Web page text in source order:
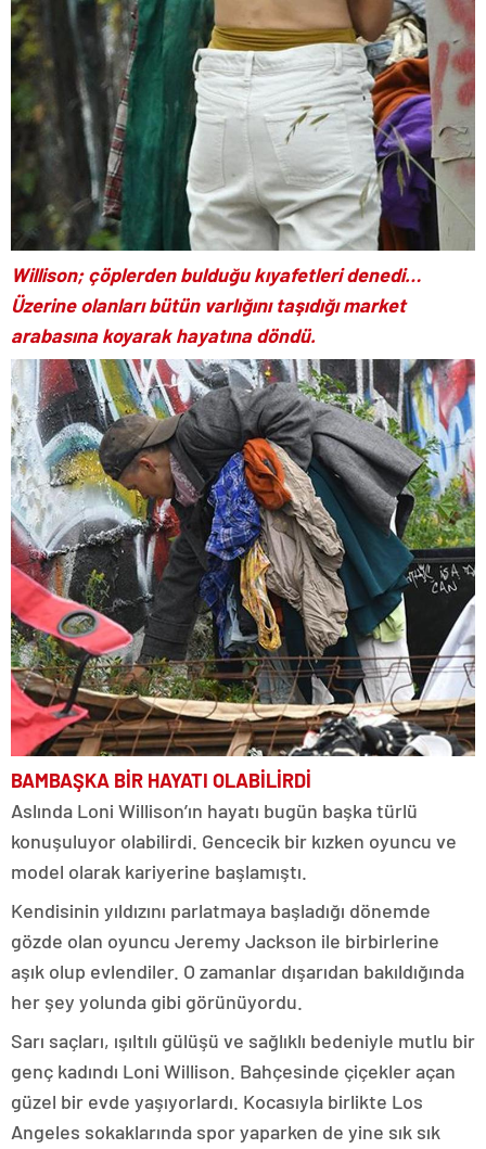
Willison; çöplerden bulduğu kıyafetleri denedi…
Üzerine olanları bütün varlığını taşıdığı market
arabasına koyarak hayatına döndü.
BAMBAŞKA BİR HAYATI OLABİLİRDİ
Aslında Loni Willison’ın hayatı bugün başka türlü
konuşuluyor olabilirdi. Gencecik bir kızken oyuncu ve
model olarak kariyerine başlamıştı.
Kendisinin yıldızını parlatmaya başladığı dönemde
gözde olan oyuncu Jeremy Jackson ile birbirlerine
aşık olup evlendiler. O zamanlar dışarıdan bakıldığında
her şey yolunda gibi görünüyordu.
Sarı saçları, ışıltılı gülüşü ve sağlıklı bedeniyle mutlu bir
genç kadındı Loni Willison. Bahçesinde çiçekler açan
güzel bir evde yaşıyorlardı. Kocasıyla birlikte Los
Angeles sokaklarında spor yaparken de yine sık sık